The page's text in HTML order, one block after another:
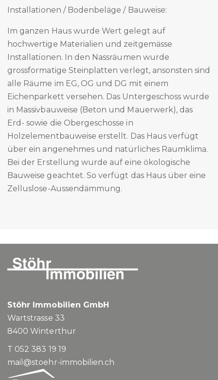
Installationen / Bodenbeläge / Bauweise:
Im ganzen Haus wurde Wert gelegt auf
hochwertige Materialien und zeitgemässe
Installationen. In den Nassräumen wurde
grossformatige Steinplatten verlegt, ansonsten sind
alle Räume im EG, OG und DG mit einem
Eichenparkett versehen. Das Untergeschoss wurde
in Massivbauweise (Beton und Mauerwerk), das
Erd- sowie die Obergeschosse in
Holzelementbauweise erstellt. Das Haus verfügt
über ein angenehmes und natürliches Raumklima.
Bei der Erstellung wurde auf eine ökologische
Bauweise geachtet. So verfügt das Haus über eine
Zelluslose-Aussendämmung.
Stöhr Immobilien GmbH
Wartstrasse 33
8400Winterthur
T 052 383 19 19
mail@stoehr-immobilien.ch